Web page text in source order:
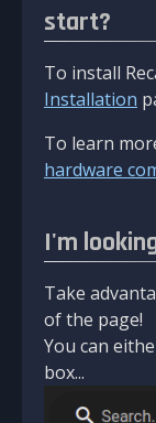
start?
To install
Installation
To learn
hardware
I'm
Take
of the page!
You can
box...